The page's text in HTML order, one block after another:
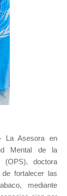
La Asesora en
Mental de la
(OPS), doctora
fortalecer las
mediante